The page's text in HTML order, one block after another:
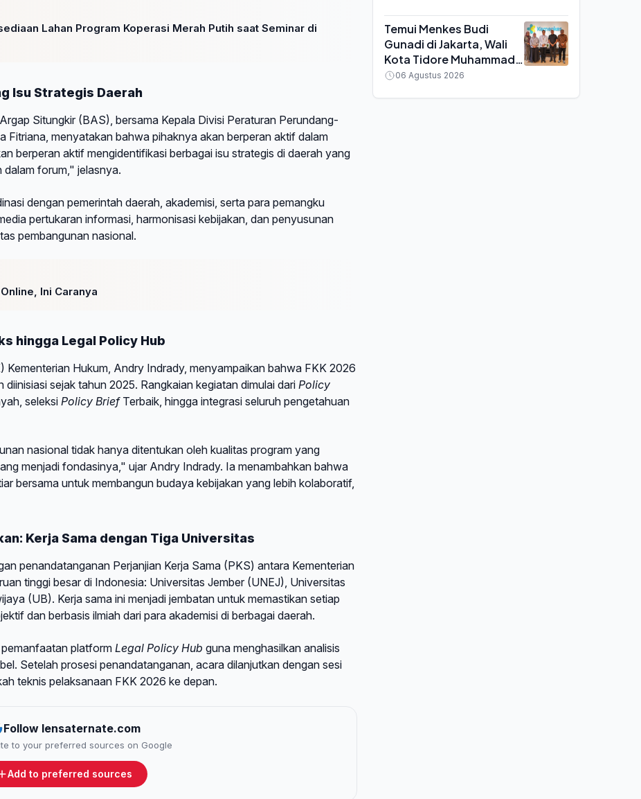
Lahan Program Koperasi Merah Putih saat Seminar di
Isu Strategis Daerah
Situngkir (BAS), bersama Kepala Divisi Peraturan Perundang-
Fitriana, menyatakan bahwa pihaknya akan berperan aktif dalam
berperan aktif mengidentifikasi berbagai isu strategis di daerah yang
dalam forum," jelasnya.
dengan pemerintah daerah, akademisi, serta para pemangku
pertukaran informasi, harmonisasi kebijakan, dan penyusunan
pembangunan nasional.
Ini Caranya
hingga Legal Policy Hub
Kementerian Hukum, Andry Indrady, menyampaikan bahwa FKK 2026
sejak tahun 2025. Rangkaian kegiatan dimulai dari Policy
seleksi Policy BriefTerbaik, hingga integrasi seluruh pengetahuan
nasional tidak hanya ditentukan oleh kualitas program yang
menjadi fondasinya," ujar Andry Indrady. Ia menambahkan bahwa
bersama untuk membangun budaya kebijakan yang lebih kolaboratif,
Kerja Sama dengan Tiga Universitas
penandatanganan Perjanjian Kerja Sama (PKS) antara Kementerian
tinggi besar di Indonesia: Universitas Jember (UNEJ), Universitas
(UB). Kerja sama ini menjadi jembatan untuk memastikan setiap
dan berbasis ilmiah dari para akademisi di berbagai daerah.
platform Legal Policy Hub guna menghasilkan analisis
Setelah prosesi penandatanganan, acara dilanjutkan dengan sesi
teknis pelaksanaan FKK 2026 ke depan.
Follow lensaternate.com
to your preferred sources on Google
Add to preferred sources
Temui Menkes Budi
Gunadi di Jakarta, Wali
Kota Tidore Muhammad
Sinen Bawa Sejumlah
06 Agustus 2026